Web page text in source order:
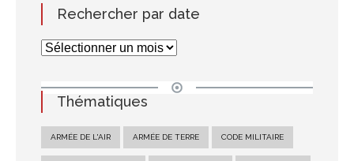
Rechercher par date
Thématiques
ARMÉE DE L'AIR ARMÉE DE TERRE CODE MILITAIRE